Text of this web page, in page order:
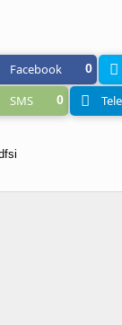
Facebook 0
SMS 0